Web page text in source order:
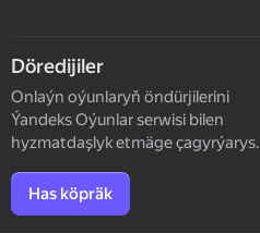
Döredijiler
Onlaýn oýunlaryň öndürjilerini
Ýandeks Oýunlar serwisi bilen
hyzmatdaşlyk etmäge çagyrýarys.
Has köpräk